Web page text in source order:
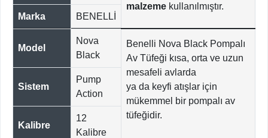
malzeme kullanılmıştır.
Marka
BENELLİ
Model
Nova
Black
Benelli Nova Black Pompalı
Av Tüfeği kısa, orta ve uzun
mesafeli avlarda
ya da keyfi atışlar için
mükemmel bir pompalı av
tüfeğidir.
Sistem
Pump
Action
Kalibre
12
Kalibre